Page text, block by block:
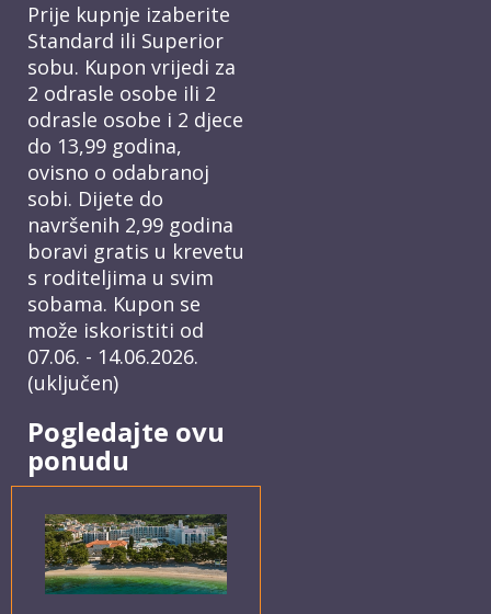
Prije kupnje izaberite
Standard ili Superior
sobu. Kupon vrijedi za
2 odrasle osobe ili 2
odrasle osobe i 2 djece
do 13,99 godina,
ovisno o odabranoj
sobi. Dijete do
navršenih 2,99 godina
boravi gratis u krevetu
s roditeljima u svim
sobama. Kupon se
može iskoristiti od
07.06. - 14.06.2026.
(uključen)
Pogledajte ovu
ponudu